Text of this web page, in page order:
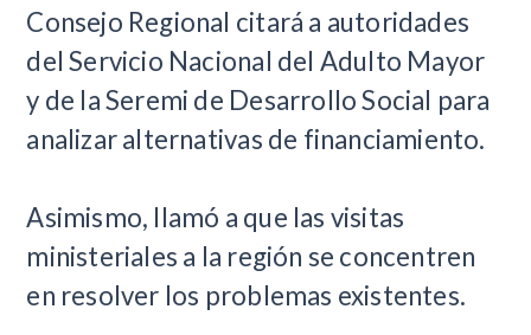
Consejo Regional citará a autoridades
del Servicio Nacional del Adulto Mayor
y de la Seremi de Desarrollo Social para
analizar alternativas de financiamiento.
Asimismo, llamó a que las visitas
ministeriales a la región se concentren
en resolver los problemas existentes.